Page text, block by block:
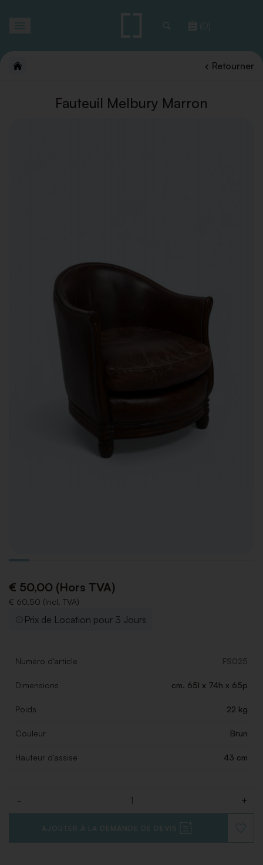
(0)
Retourner
Fauteuil Melbury Marron
€ 50,00 (Hors TVA)
€ 60,50 (Incl. TVA)
Prix de Location pour 3 Jours
Numéro d'article FS025
Dimensions cm. 65l x 74h x 65p
Poids 22 kg
Couleur Brun
Hauteur d'assise 43 cm
- +
AJOUTER À LA DEMANDE DE DEVIS
À